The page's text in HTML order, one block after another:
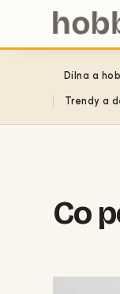
Dílna a
Trendy a
Co